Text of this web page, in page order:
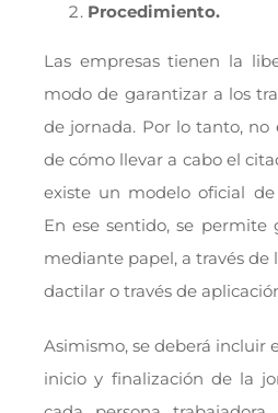
Procedimiento.
Las empresas tienen la
modo de garantizar a los
de jornada. Por lo tanto, no
de cómo llevar a cabo el
existe un modelo oficial
En ese sentido, se permite
mediante papel, a través de
dactilar o través de
Asimismo, se deberá incluir
inicio y finalización de la